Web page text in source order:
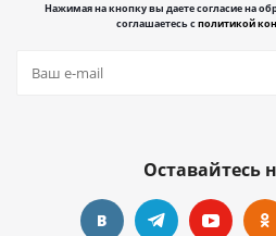
Нажимая на кнопку вы даете согласие на
соглашаетесь сполитикой
Оставайтесь